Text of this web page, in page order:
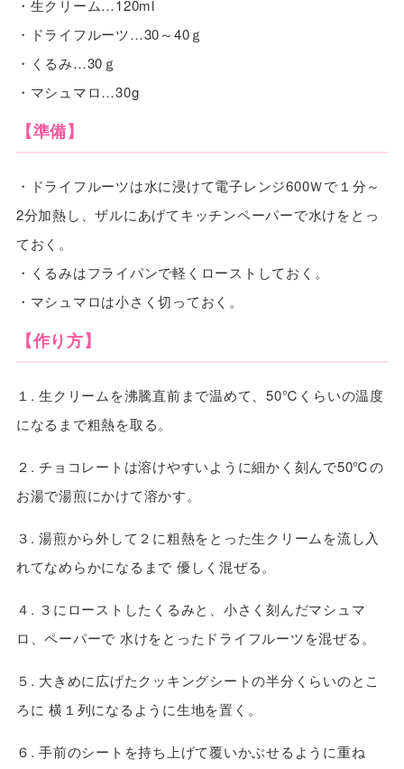
・生クリーム…120ml
・ドライフルーツ…30～40ｇ
・くるみ…30ｇ
・マシュマロ…30g
【準備】
・ドライフルーツは水に浸けて電子レンジ600Ｗで１分～
2分加熱し、ザルにあげてキッチンペーパーで水けをとっ
ておく。
・くるみはフライパンで軽くローストしておく。
・マシュマロは小さく切っておく。
【作り方】
１. 生クリームを沸騰直前まで温めて、50℃くらいの温度
になるまで粗熱を取る。
２. チョコレートは溶けやすいように細かく刻んで50℃の
お湯で湯煎にかけて溶かす。
３. 湯煎から外して２に粗熱をとった生クリームを流し入
れてなめらかになるまで 優しく混ぜる。
４. ３にローストしたくるみと、小さく刻んだマシュマ
ロ、ペーパーで 水けをとったドライフルーツを混ぜる。
５. 大きめに広げたクッキングシートの半分くらいのとこ
ろに 横１列になるように生地を置く。
６. 手前のシートを持ち上げて覆いかぶせるように重ね